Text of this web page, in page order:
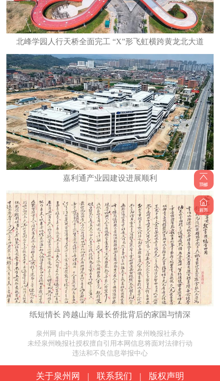
北峰学园人行天桥全面完工 “X”形飞虹横跨黄龙北大道
嘉利通产业园建设进展顺利
纸短情长 跨越山海 最长侨批背后的家国与情深
泉州网 由中共泉州市委主办主管 泉州晚报社承办
未经泉州晚报社授权擅自引用本网信息将面对法律行动
违法和不良信息举报中心
关于泉州网 | 联系我们 | 版权声明